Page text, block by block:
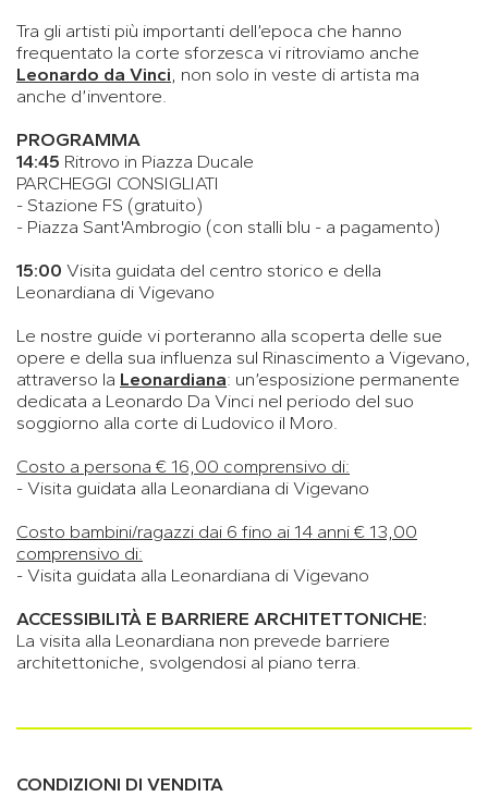
Tra gli artisti più importanti dell’epoca che hanno
frequentato la corte sforzesca vi ritroviamo anche
Leonardo da Vinci, non solo in veste di artista ma
anche d’inventore.
PROGRAMMA
14:45 Ritrovo in Piazza Ducale
PARCHEGGI CONSIGLIATI
- Stazione FS (gratuito)
- Piazza Sant'Ambrogio (con stalli blu - a pagamento)
15:00 Visita guidata del centro storico e della
Leonardiana di Vigevano
Le nostre guide vi porteranno alla scoperta delle sue
opere e della sua influenza sul Rinascimento a Vigevano,
attraverso la Leonardiana: un’esposizione permanente
dedicata a Leonardo Da Vinci nel periodo del suo
soggiorno alla corte di Ludovico il Moro.
Costo a persona € 16,00 comprensivo di:
- Visita guidata alla Leonardiana di Vigevano
Costo bambini/ragazzi dai 6 fino ai 14 anni € 13,00
comprensivo di:
- Visita guidata alla Leonardiana di Vigevano
ACCESSIBILITÀ E BARRIERE ARCHITETTONICHE:
La visita alla Leonardiana non prevede barriere
architettoniche, svolgendosi al piano terra.
CONDIZIONI DI VENDITA